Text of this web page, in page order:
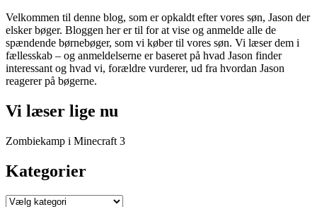
Velkommen til denne blog, som er opkaldt efter vores søn, Jason der
elsker bøger. Bloggen her er til for at vise og anmelde alle de
spændende børnebøger, som vi køber til vores søn. Vi læser dem i
fællesskab – og anmeldelserne er baseret på hvad Jason finder
interessant og hvad vi, forældre vurderer, ud fra hvordan Jason
reagerer på bøgerne.
Vi læser lige nu
Zombiekamp i Minecraft 3
Kategorier
Kategorier